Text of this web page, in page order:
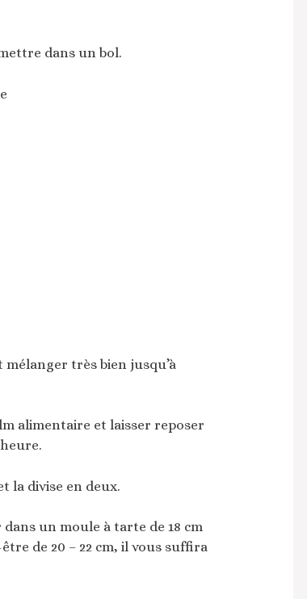
dans un bol.
très bien jusqu’à
alimentaire et laisser reposer
la divise en deux.
un moule à tarte de 18 cm
de 20 – 22 cm, il vous suffira